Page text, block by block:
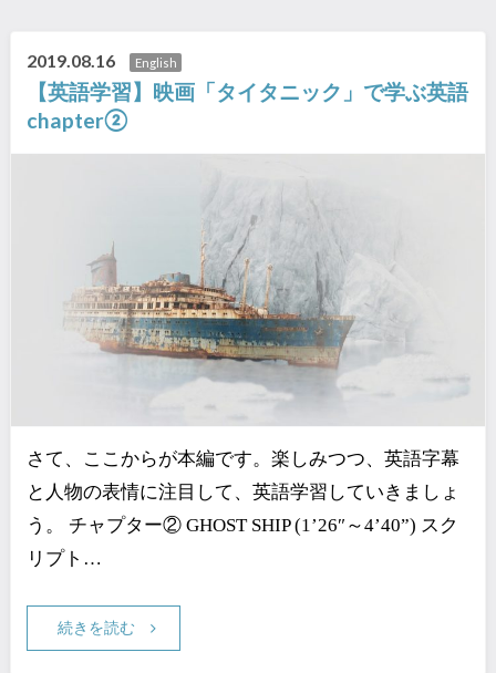
2019.08.16 English
【英語学習】映画「タイタニック」で学ぶ英語
chapter②
さて、ここからが本編です。楽しみつつ、英語字幕
と人物の表情に注目して、英語学習していきましょ
う。 チャプター② GHOST SHIP (1’26″～4’40”) スク
リプト…
続きを読む